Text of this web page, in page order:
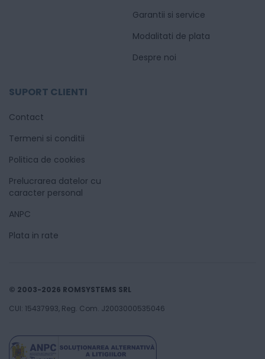
Garantii si service
Modalitati de plata
Despre noi
SUPORT CLIENTI
Contact
Termeni si conditii
Politica de cookies
Prelucrarea datelor cu
caracter personal
ANPC
Plata in rate
© 2003-2026 ROMSYSTEMS SRL
CUI: 15437993, Reg. Com. J2003000535046